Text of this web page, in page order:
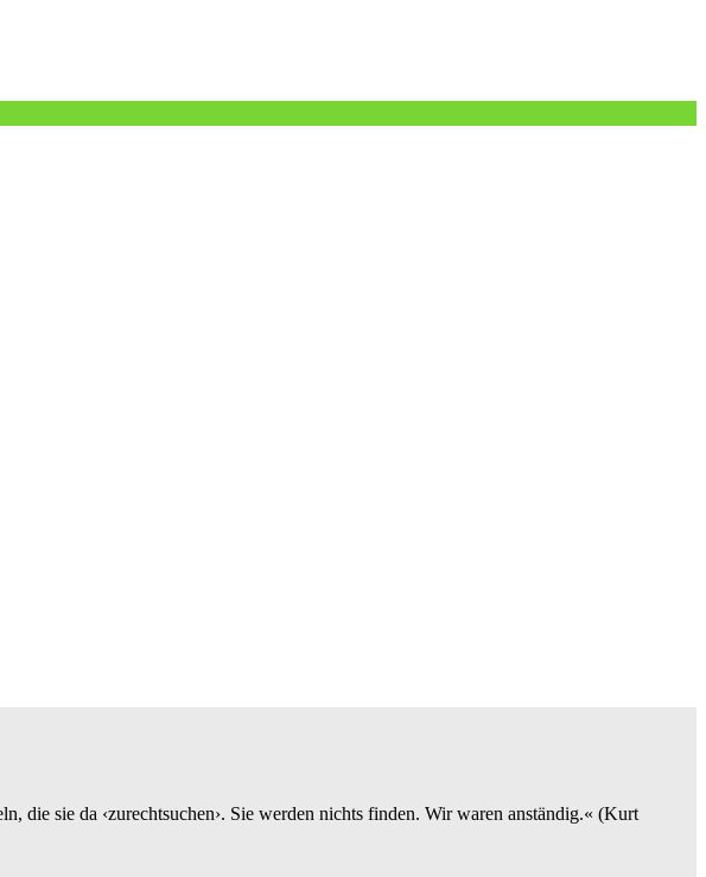
die sie da ‹zurechtsuchen›. Sie werden nichts finden. Wir waren anständig.« (Kurt